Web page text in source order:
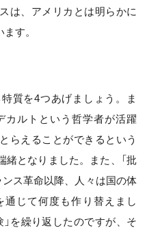
は、アメリカとは明らかに
す。
質を4つあげましょう。ま
カルトという哲学者が活躍
らえることができるという
となりました。また、「批
ンス革命以降、人々は国の体
じて何度も作り替えまし
を繰り返したのですが、そ